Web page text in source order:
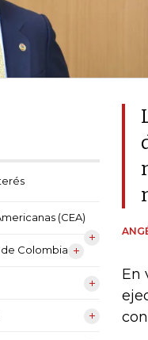
(CEA)
de Colombia
En